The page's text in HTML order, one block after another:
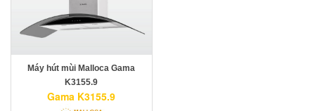
Máy hút mùi Malloca Gama
K3155.9
Gama K3155.9